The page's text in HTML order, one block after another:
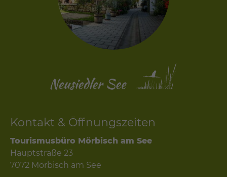
Kontakt & Öffnungszeiten
Tourismusbüro Mörbisch am See
Hauptstraße 23
7072 Mörbisch am See